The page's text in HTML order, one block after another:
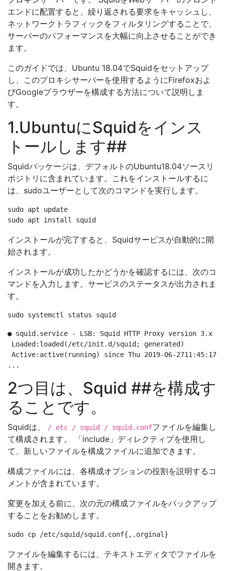
エンドに配置すると、繰り返される要求をキャッシュし、
ネットワークトラフィックをフィルタリングすることで、
サーバーのパフォーマンスを大幅に向上させることができ
ます。
このガイドでは、Ubuntu 18.04でSquidをセットアップ
し、このプロキシサーバーを使用するようにFirefoxおよ
びGoogleブラウザーを構成する方法について説明しま
す。
1.UbuntuにSquidをインス
トールします##
Squidパッケージは、デフォルトのUbuntu18.04ソースリ
ポジトリに含まれています。これをインストールするに
は、sudoユーザーとして次のコマンドを実行します。
sudo apt update
インストールが完了すると、Squidサービスが自動的に開
始されます。
インストールが成功したかどうかを確認するには、次のコ
マンドを入力します。サービスのステータスが出力されま
す。
● squid.service - LSB: Squid HTTP Proxy version 3.x
Loaded:loaded(/etc/init.d/squid; generated)
Active:active(running) since Thu 2019-06-2711:45:17
2つ目は、Squid ##を構成す
ることです。
Squidは、 / etc / squid / squid.confファイルを編集し
て構成されます。 「include」ディレクティブを使用し
て、新しいファイルを構成ファイルに追加できます。
構成ファイルには、各構成オプションの役割を説明するコ
メントが含まれています。
変更を加える前に、次の元の構成ファイルをバックアップ
することをお勧めします。
ファイルを編集するには、テキストエディタでファイルを
開きます。